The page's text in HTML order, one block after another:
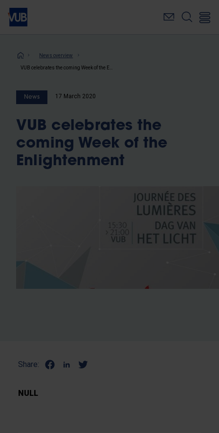
Skip
main
Breadcrumb
News overview
News 17 March 2020
VUB celebrates the
coming Week of the
Enlightenment
Share:
NULL